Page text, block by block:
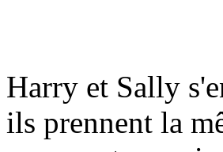
Harry et Sally
ils prennent la